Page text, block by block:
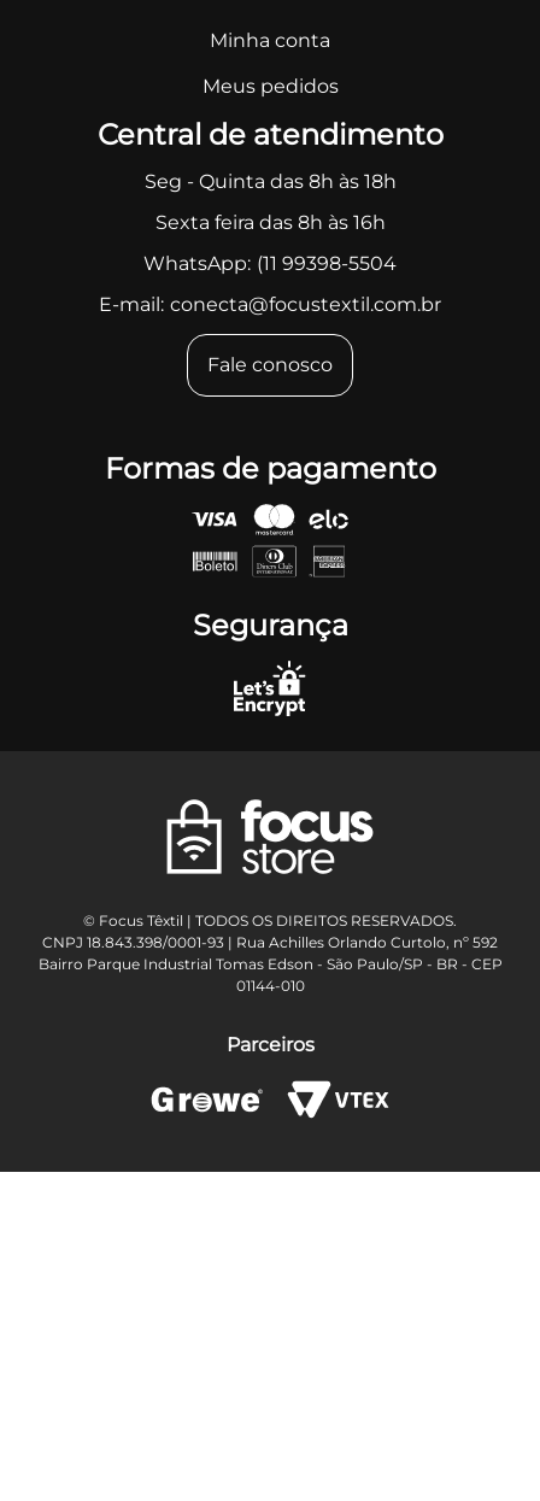
Minha conta
Meus pedidos
Central de atendimento
Seg - Quinta das 8h às 18h
Sexta feira das 8h às 16h
WhatsApp: (11 99398-5504
E-mail: conecta@focustextil.com.br
Fale conosco
Formas de pagamento
Segurança
© Focus Têxtil | TODOS OS DIREITOS RESERVADOS.
CNPJ 18.843.398/0001-93 | Rua Achilles Orlando Curtolo, nº 592
Bairro Parque Industrial Tomas Edson - São Paulo/SP - BR - CEP
01144-010
Parceiros